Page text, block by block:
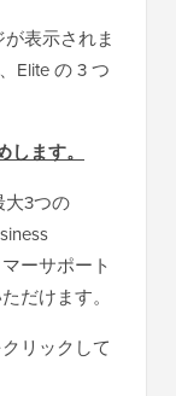
表示されま
Elite の 3 つ
ます。
大3つの
ーサポート
だけます。
リックして